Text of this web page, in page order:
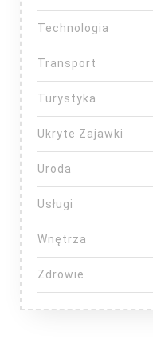
Technologia
Transport
Turystyka
Ukryte Zajawki
Uroda
Usługi
Wnętrza
Zdrowie